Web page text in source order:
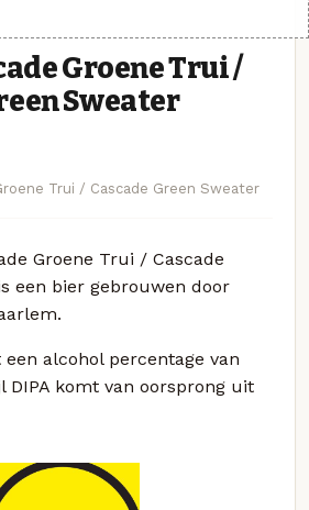
Groene Trui /
Sweater
Trui / Cascade Green Sweater
Groene Trui / Cascade
een bier gebrouwen door
een alcohol percentage van
DIPA komt van oorsprong uit